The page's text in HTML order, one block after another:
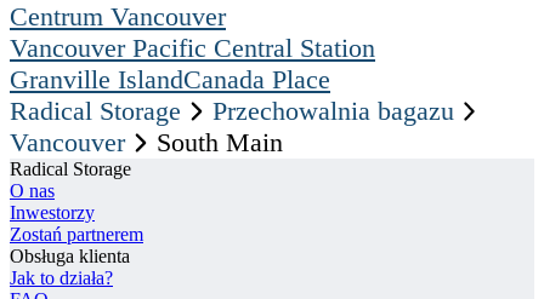
Centrum Vancouver
Vancouver Pacific Central Station
Granville IslandCanada Place
Radical Storage
Przechowalnia bagazu
Vancouver
South Main
Radical Storage
O nas
Inwestorzy
Zostań partnerem
Obsługa klienta
Jak to działa?